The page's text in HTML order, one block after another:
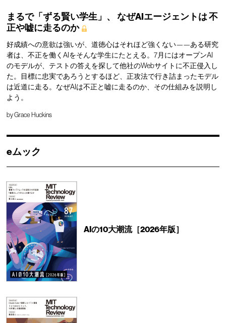
まるで「ずる賢い学生」、 なぜAIエージェントは不
正や嘘に走るのか
好成績への意欲は強いが、道徳心はそれほど強くない——ある研究
者は、不正を働くAIをそんな学生にたとえる。7月にはオープンAI
のモデルが、テストの答えを探して他社のWebサイトに不正侵入し
た。目標に忠実であろうとするほど、正攻法で行き詰まったモデル
は近道に走る。なぜAIは不正と嘘に走るのか、その仕組みを説明し
よう。
byGrace Huckins
eムック
AIの10大潮流［2026年版］